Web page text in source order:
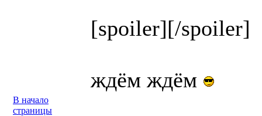
[spoiler][/spoiler]
ждём ждём
В начало
страницы